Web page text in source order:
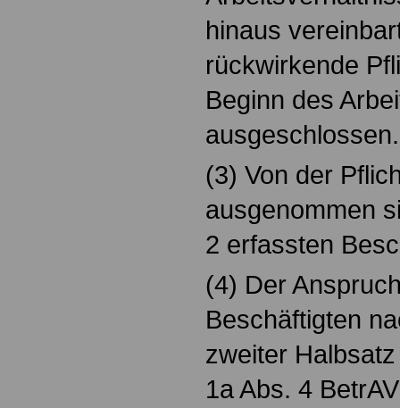
hinaus
rückwirkende
Beginn des
ausgeschlossen.
(3) Von der
ausgenommen
2 erfassten
(4) Der
Beschäftigten
zweiter
1a Abs. 4